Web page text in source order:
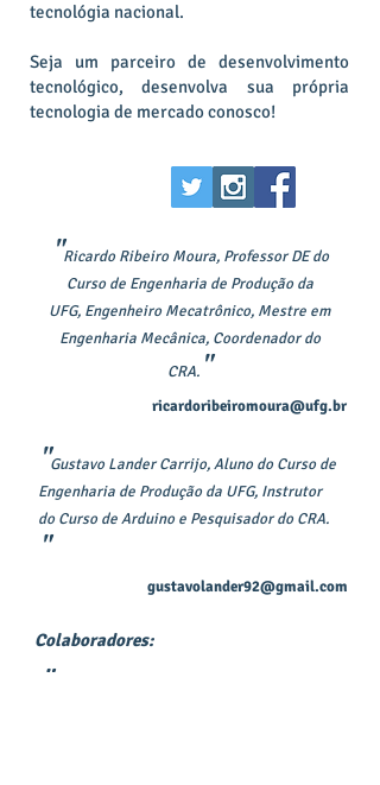
"Ricardo Ribeiro Moura, Professor DE do
Curso de Engenharia de Produção da
UFG, Engenheiro Mecatrônico, Mestre em
Engenharia Mecânica, Coordenador do
CRA. "
"Gustavo Lander Carrijo, Aluno do Curso de
Engenharia de Produção da UFG, Instrutor
do Curso de Arduino e Pesquisador do CRA.
"
gustavolander92@gmail.com
ricardoribeiromoura@ufg.br
Colaboradores:
"
tecnológia nacional.
Seja um parceiro de desenvolvimento
tecnológico, desenvolva sua própria
tecnologia de mercado conosco!